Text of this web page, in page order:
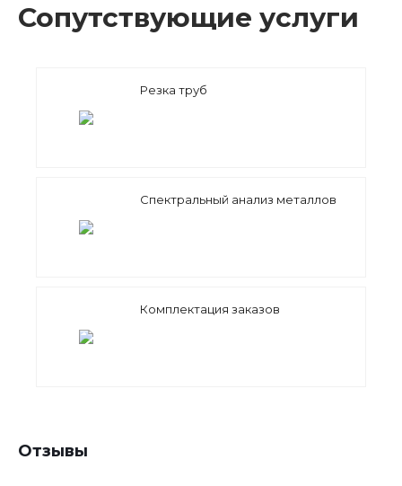
Сопутствующие услуги
Резка труб
Спектральный анализ металлов
Комплектация заказов
Отзывы